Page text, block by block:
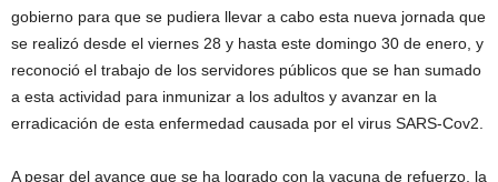
gobierno para que se pudiera llevar a cabo esta nueva jornada que
se realizó desde el viernes 28 y hasta este domingo 30 de enero, y
reconoció el trabajo de los servidores públicos que se han sumado
a esta actividad para inmunizar a los adultos y avanzar en la
erradicación de esta enfermedad causada por el virus SARS-Cov2.
A pesar del avance que se ha logrado con la vacuna de refuerzo, la